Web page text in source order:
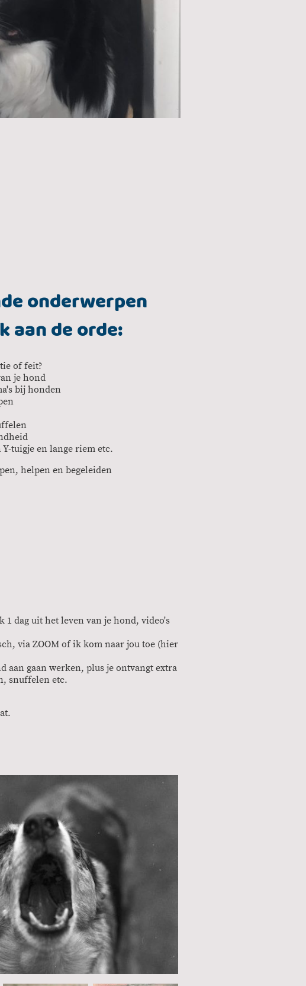
onderwerpen
aan de orde:
of feit?
je hond
bij honden
Y-tuigje en lange riem etc.
helpen en begeleiden
1 dag uit het leven van je hond, video's
via ZOOM of ik kom naar jou toe (hier
aan gaan werken, plus je ontvangt extra
snuffelen etc.